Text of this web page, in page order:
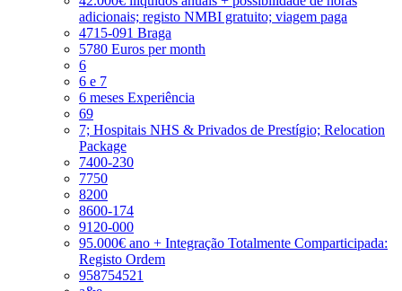
adicionais; registo NMBI gratuito; viagem paga
4715-091 Braga
5780 Euros per month
6
6 e 7
6 meses Experiência
69
7; Hospitais NHS & Privados de Prestígio; Relocation
Package
7400-230
7750
8200
8600-174
9120-000
95.000€ ano + Integração Totalmente Comparticipada:
Registo Ordem
958754521